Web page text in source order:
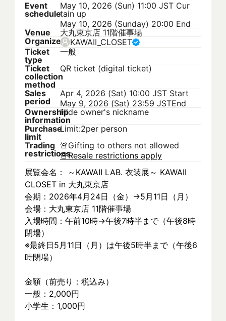
Event
schedule
May 10, 2026 (Sun) 11:00 JST Cur
tain up
May 10, 2026 (Sunday) 20:00 End
Venue
大丸東京店 11階催事場
Organizer KAWAII_CLOSET
Ticket
type
一般
Ticket
collection
method
QR ticket (digital ticket)
Sales
period
Apr 4, 2026 (Sat) 10:00 JST Start
May 9, 2026 (Sat) 23:59 JSTEnd
Ownership
information
Hide owner's nickname
Purchase
limit
Limit:2per person
Trading
restrictions
🚨Gifting to others not allowed
🚨Resale restrictions apply
展覧会名： ～KAWAII LAB. 衣装展～ KAWAII
CLOSET in 大丸東京店
会期：2026年4月24日（金）→5月11日（月）
会場：大丸東京店 11階催事場
入場時間：午前10時→午後7時半まで（午後8時
閉場）
※最終日5月11日（月）は午後5時半まで（午後6
時閉場）
金額（前売り：税込み）
一般：2,000円
小学生：1,000円